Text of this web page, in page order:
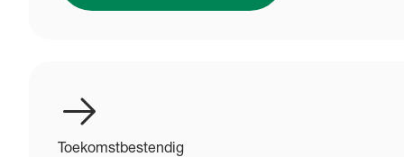
Toekomstbestendig